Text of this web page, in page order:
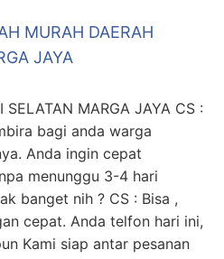
MURAH DAERAH
JAYA
SELATAN MARGA JAYA CS :
bagi anda warga
Anda ingin cepat
menunggu 3-4 hari
banget nih ? CS : Bisa ,
cepat. Anda telfon hari ini,
Kami siap antar pesanan